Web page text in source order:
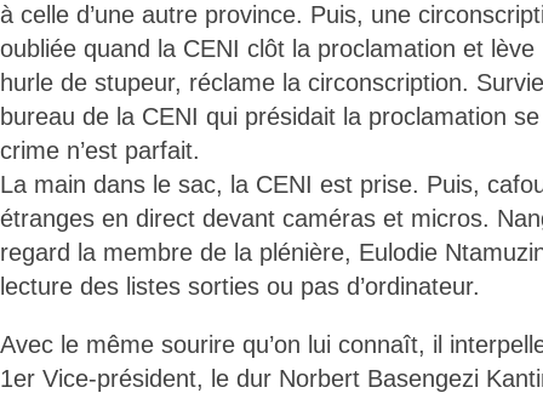
à celle d’une autre province. Puis, une
oubliée quand la CENI clôt la proclamation et
hurle de stupeur, réclame la circonscription.
bureau de la CENI qui présidait la proclamation
crime n’est parfait.
La main dans le sac, la CENI est prise. Puis,
étranges en direct devant caméras et micros.
regard la membre de la plénière, Eulodie
lecture des listes sorties ou pas d’ordinateur.
Avec le même sourire qu’on lui connaît, il
1er Vice-président, le dur Norbert Basengezi